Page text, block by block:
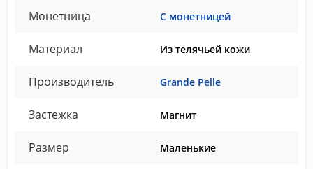
Монетница С монетницей
Материал Из телячьей кожи
Производитель Grande Pelle
Застежка Магнит
Размер Маленькие